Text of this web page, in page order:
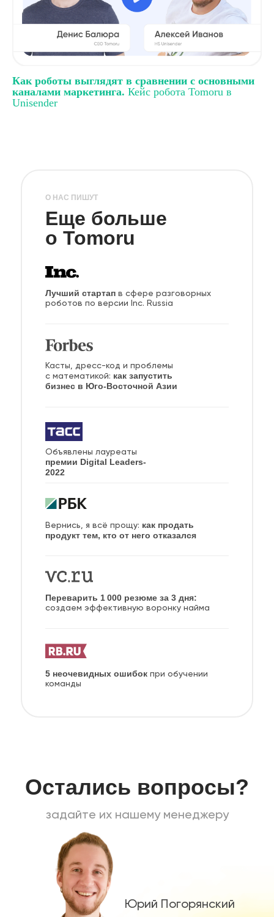
Как роботы выглядят в сравнении с основными
каналами маркетинга. Кейс робота Tomoru в
Unisender
Еще больше
о Tomoru
О НАС ПИШУТ
Объявлены лауреаты
премии Digital Leaders-
2022
Лучший стартап в сфере разговорных
роботов по версии Inc. Russia
Касты, дресс-код и проблемы
с математикой: как запустить
бизнес в Юго-Восточной Азии
Вернись, я всё прощу: как продать
продукт тем, кто от него отказался
Переварить 1 000 резюме за 3 дня:
создаем эффективную воронку найма
5 неочевидных ошибок при обучении
команды
Остались вопросы?
задайте их нашему менеджеру
Юрий Погорянский